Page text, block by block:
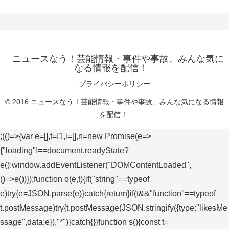
ニュースなう！芸能情報・事件や事故、みんな気に
なる情報を配信！
プライバシーポリシー
© 2016 ニュースなう！芸能情報・事件や事故、みんな気になる情報
を配信！.
;(()=>{var e=[],t=!1,i=[],n=new Promise(e=>
{"loading"!==document.readyState?
e():window.addEventListener("DOMContentLoaded",
()=>e())});function o(e,t){if("string"==typeof
e)try{e=JSON.parse(e)}catch{return}if(t&&"function"==typeof
t.postMessage)try{t.postMessage(JSON.stringify({type:"likesMe
ssage",data:e}),"*")}catch{}}function s(){const t=